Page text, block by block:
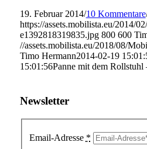
19. Februar 2014/10 Kommentare
https://assets.mobilista.eu/2014/
e1392818319835.jpg 800 600
//assets.mobilista.eu/2018/08/
Timo Hermann2014-02-19
15:01:56Panne mit dem Rollstuhl
Newsletter
Email-Adresse *